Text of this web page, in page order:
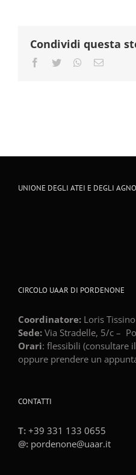
Condividi questa
Facebook
Twitter Whatsapp
Email
UNIONE DEGLI ATEI E DEGLI
CIRCOLO UAAR DI PORDENONE
Coordinatore: Loris Tissino
Sede: Via Stradelle, 5/c –
Orari: flessibili (consultare il
oppure prendere un
CONTATTI
T: +39 331 133 0655
@: pordenone@uaar.it